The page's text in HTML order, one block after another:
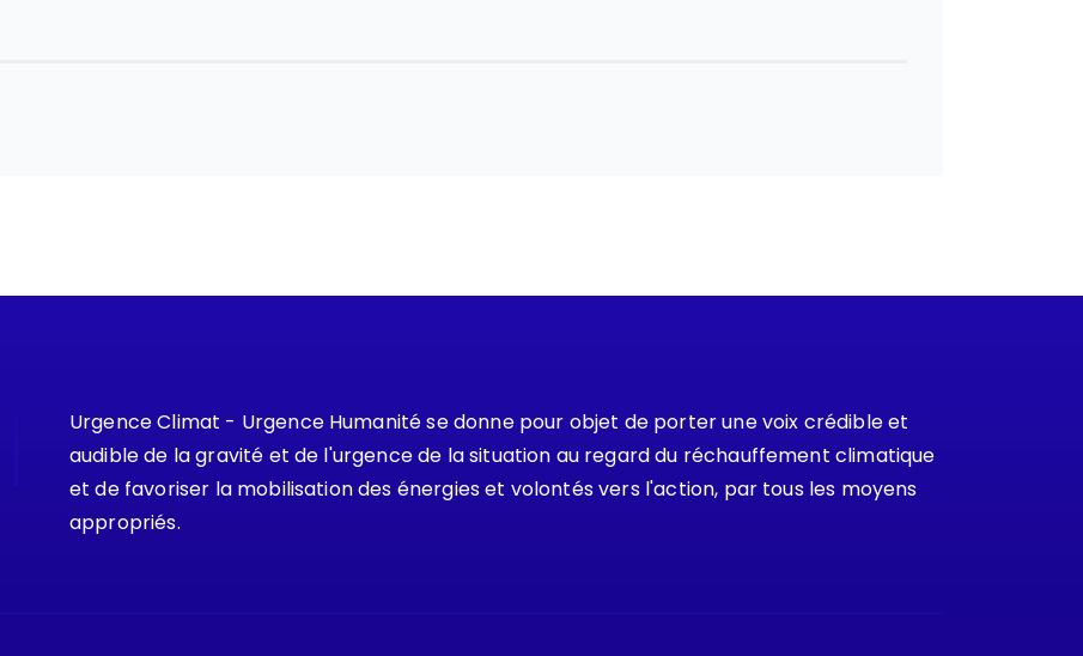
Urgence Climat - Urgence Humanité se donne pour objet de porter une voix crédible et
audible de la gravité et de l'urgence de la situation au regard du réchauffement climatique
et de favoriser la mobilisation des énergies et volontés vers l'action, par tous les moyens
appropriés.